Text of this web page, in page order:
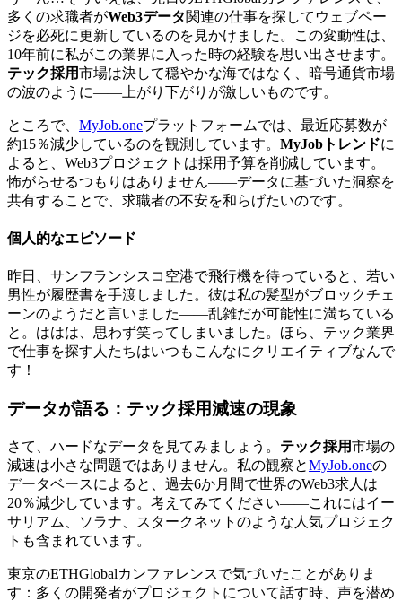
多くの求職者がWeb3データ関連の仕事を探してウェブペー
ジを必死に更新しているのを見かけました。この変動性は、
10年前に私がこの業界に入った時の経験を思い出させます。
テック採用市場は決して穏やかな海ではなく、暗号通貨市場
の波のように——上がり下がりが激しいものです。
ところで、 MyJob.oneプラットフォームでは、最近応募数が
約15％減少しているのを観測しています。 MyJobトレンドに
よると、Web3プロジェクトは採用予算を削減しています。
怖がらせるつもりはありません——データに基づいた洞察を
共有することで、求職者の不安を和らげたいのです。
個人的なエピソード
昨日、サンフランシスコ空港で飛行機を待っていると、若い
男性が履歴書を手渡しました。彼は私の髪型がブロックチェ
ーンのようだと言いました——乱雑だが可能性に満ちている
と。ははは、思わず笑ってしまいました。ほら、テック業界
で仕事を探す人たちはいつもこんなにクリエイティブなんで
す！
データが語る： テック採用減速の現象
さて、ハードなデータを見てみましょう。 テック採用市場の
減速は小さな問題ではありません。私の観察とMyJob.oneの
データベースによると、過去6か月間で世界のWeb3求人は
20％減少しています。考えてみてください——これにはイー
サリアム、ソラナ、スタークネットのような人気プロジェク
トも含まれています。
東京のETHGlobalカンファレンスで気づいたことがありま
す：多くの開発者がプロジェクトについて話す時、声を潜め